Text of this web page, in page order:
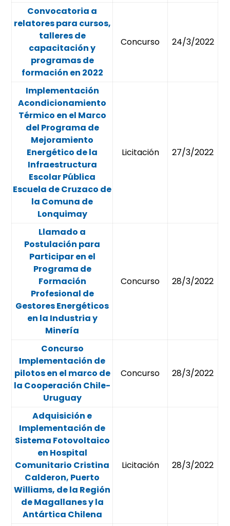
Convocatoria a
relatores para cursos,
talleres de
capacitación y
programas de
formación en 2022
Concurso 24/3/2022
Implementación
Acondicionamiento
Térmico en el Marco
del Programa de
Mejoramiento
Energético de la
Infraestructura
Escolar Pública
Escuela de Cruzaco de
la Comuna de
Lonquimay
Licitación 27/3/2022
Llamado a
Postulación para
Participar en el
Programa de
Formación
Profesional de
Gestores Energéticos
en la Industria y
Minería
Concurso 28/3/2022
Concurso
Implementación de
pilotos en el marco de
la Cooperación Chile-
Uruguay
Concurso 28/3/2022
Adquisición e
Implementación de
Sistema Fotovoltaico
en Hospital
Comunitario Cristina
Calderon, Puerto
Williams, de la Región
de Magallanes y la
Antártica Chilena
Licitación 28/3/2022